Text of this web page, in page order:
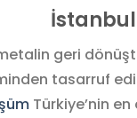
geri
tasarruf
Türkiye’nin